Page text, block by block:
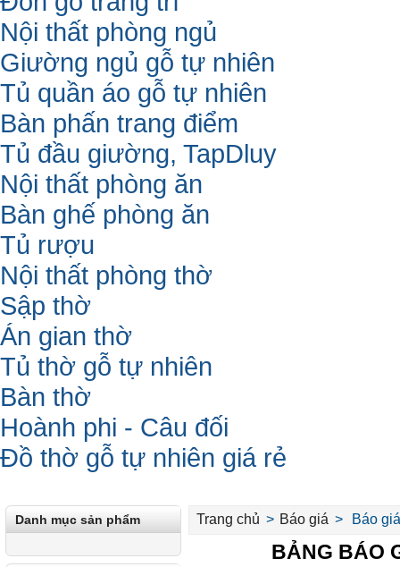
Nội thất phòng ngủ
Giường ngủ gỗ tự nhiên
Tủ quần áo gỗ tự nhiên
Bàn phấn trang điểm
Tủ đầu giường, TapDluy
Nội thất phòng ăn
Bàn ghế phòng ăn
Tủ rượu
Nội thất phòng thờ
Sập thờ
Án gian thờ
Tủ thờ gỗ tự nhiên
Bàn thờ
Hoành phi - Câu đối
Đồ thờ gỗ tự nhiên giá rẻ
Danh mục sản phẩm Trang chủ > Báo giá > Báo
BẢNG BÁO